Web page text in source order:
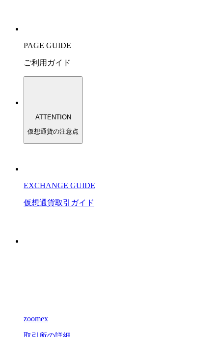
PAGE GUIDE
ご利用ガイド
ATTENTION
仮想通貨の注意点
EXCHANGE GUIDE
仮想通貨取引 ガイド
zoomex